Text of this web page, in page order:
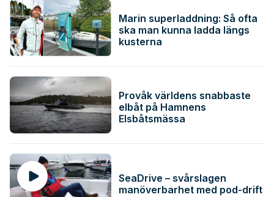
Marin superladdning: Så ofta
ska man kunna ladda längs
kusterna
Provåk världens snabbaste
elbåt på Hamnens
Elsbåtsmässa
SeaDrive – svårslagen
manöverbarhet med pod-drift